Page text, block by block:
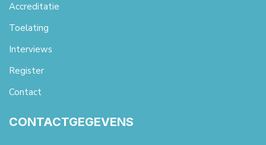
Accreditatie
Toelating
Interviews
Register
Contact
CONTACTGEGEVENS